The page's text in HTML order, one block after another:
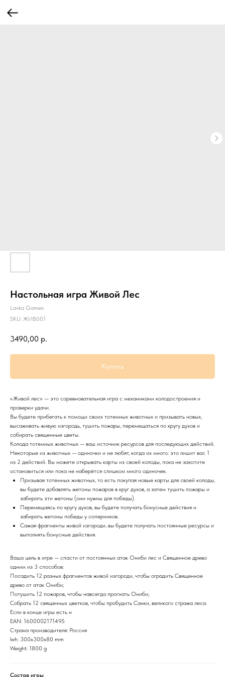
Настольная игра Живой Лес
Lavka Games
SKU: ЖИВ001
3490,00 р.
Купить
«Живой лес» — это соревновательная игра с механиками колодостроения и
проверки удачи.
Вы будете прибегать к помощи своих тотемных животных и призывать новых,
высаживать живую изгородь, тушить пожары, перемещаться по кругу духов и
собирать священные цветы.
Колода тотемных животных — ваш источник ресурсов для последующих действий.
Некоторые из животных — одиночки и не любят, когда их много: это лишит вас 1
из 2 действий. Вы можете открывать карты из своей колоды, пока не захотите
остановиться или пока не наберётся слишком много одиночек.
Призывая тотемных животных, то есть покупая новые карты для своей колоды,
вы будете добавлять жетоны пожаров в круг духов, а затем тушить пожары и
забирать эти жетоны (они нужны для победы).
Перемещаясь по кругу духов, вы будете получать бонусные действия и
забирать жетоны победы у соперников.
Сажая фрагменты живой изгороди, вы будете получать постоянные ресурсы и
выполнять бонусные действия.
Ваша цель в игре — спасти от постоянных атак Ониби лес и Священное древо
одним из 3 способов:
Посадить 12 разных фрагментов живой изгороди, чтобы оградить Священное
древо от атак Ониби;
Потушить 12 пожаров, чтобы навсегда прогнать Ониби;
Собрать 12 священных цветков, чтобы пробудить Санки, великого стража леса.
Если в конце игры есть н
EAN: 1600002171495
Страна производителя: Россия
lwh: 300x300x80 mm
Weight: 1800 g
Состав игры